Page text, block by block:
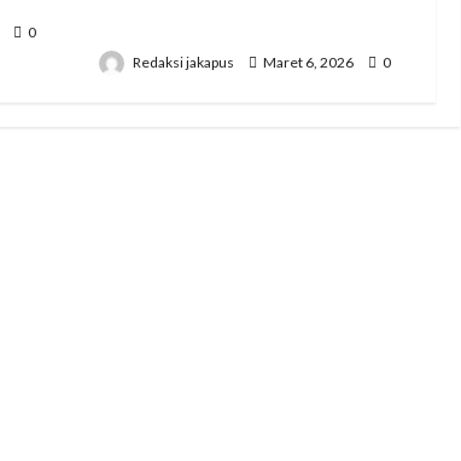
0
Redaksi jakapus Maret 6, 2026 0